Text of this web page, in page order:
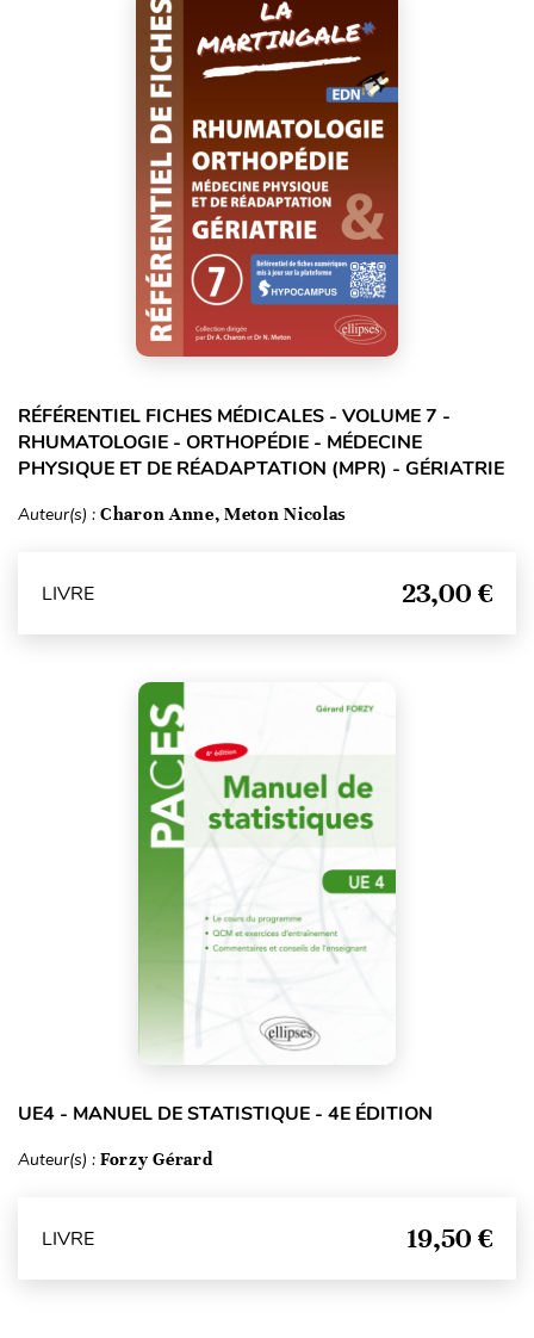
RÉFÉRENTIEL FICHES MÉDICALES - VOLUME 7 -
RHUMATOLOGIE - ORTHOPÉDIE - MÉDECINE
PHYSIQUE ET DE RÉADAPTATION (MPR) - GÉRIATRIE
Auteur(s) : Charon Anne, Meton Nicolas
LIVRE 23,00 €
UE4 - MANUEL DE STATISTIQUE - 4E ÉDITION
Auteur(s) : Forzy Gérard
LIVRE 19,50 €